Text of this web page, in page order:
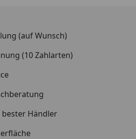
(auf Wunsch)
(10 Zahlarten)
Händler